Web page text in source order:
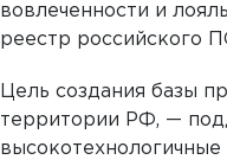
вовлеченности и
реестр российского
Цель создания базы
территории РФ, —